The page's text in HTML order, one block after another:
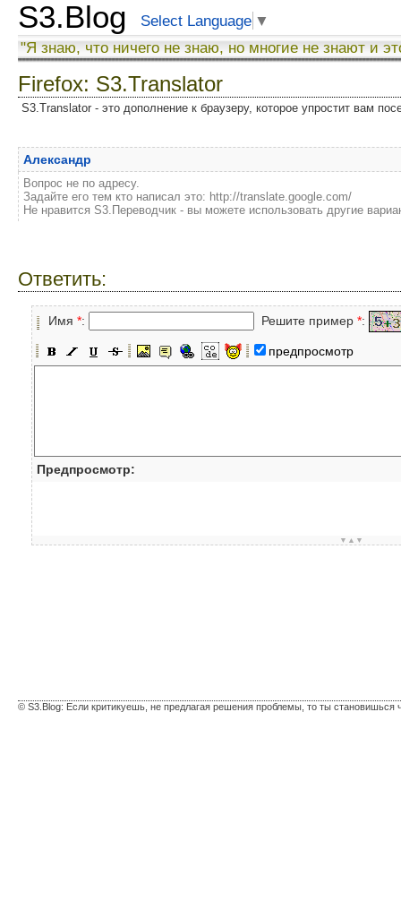
S3.Blog Select Language ▼
"Я знаю, что ничего не знаю, но многие не знают и
Firefox: S3.Translator
S3.Translator - это дополнение к браузеру, которое упростит вам
Александр
Вопрос не по адресу.
Задайте его тем кто написал это: http://translate.google.com/
Не нравится S3.Переводчик - вы можете использовать другие
Ответить:
Имя *: Решите пример *:
предпросмотр
Предпросмотр:
▼▲▼
© S3.Blog: Если критикуешь, не предлагая решения проблемы, то ты становишься